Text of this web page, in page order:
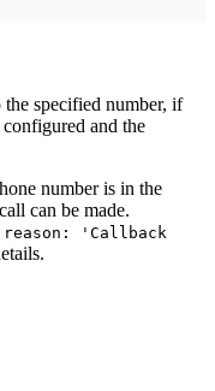
specified number, if
and the
number is in the
can be made.
'Callback